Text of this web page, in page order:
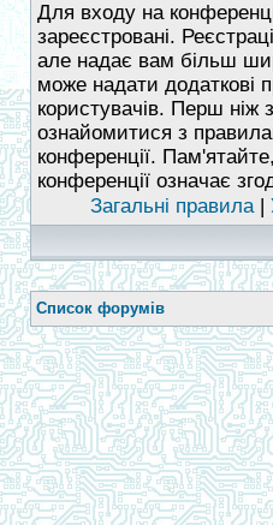
Для входу на
зареєстровані.
але надає вам більш
може надати додаткові
користувачів. Перш ніж
ознайомитися з
конференції.
конференції означає
Загальні правила|
Список форумів